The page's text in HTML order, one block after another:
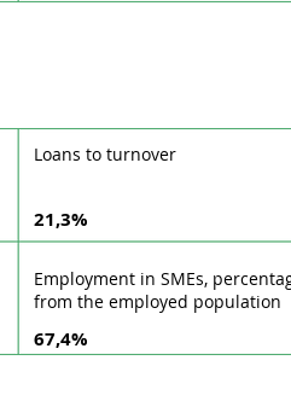
21,3%
Loans to turnover
Employment in SMEs,
from the employed population
67,4%